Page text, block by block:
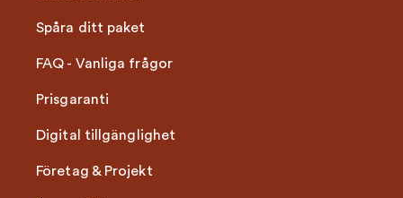
Spåra ditt paket
FAQ - Vanliga frågor
Prisgaranti
Digital tillgänglighet
Företag & Projekt